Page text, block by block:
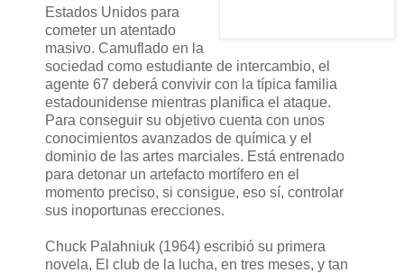
Estados Unidos para
cometer un atentado
masivo. Camuflado en la
sociedad como estudiante de intercambio, el
agente 67 deberá convivir con la típica familia
estadounidense mientras planifica el ataque.
Para conseguir su objetivo cuenta con unos
conocimientos avanzados de química y el
dominio de las artes marciales. Está entrenado
para detonar un artefacto mortífero en el
momento preciso, si consigue, eso sí, controlar
sus inoportunas erecciones.
Chuck Palahniuk (1964) escribió su primera
novela, El club de la lucha, en tres meses, y tan